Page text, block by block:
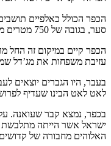
הכפר הכולל כאלפיים
סער, בגובה של 750 מטרים מעל פני הים.
עזיבת משפחות את מג’דל
בעבר, היו הגברים יוצאים
לאט לאט הבינו שעדיף
בכפר, נמצא קבר שעואנה.
ישראל אשר הייתה מתלבשת
האלוהים מחבורה של